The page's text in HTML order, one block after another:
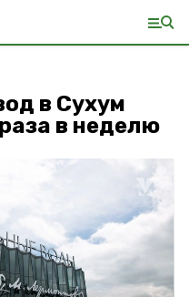
в Сухум
в неделю